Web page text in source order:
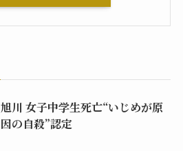
旭川 女子中学生死亡“いじめが原
因の自殺”認定